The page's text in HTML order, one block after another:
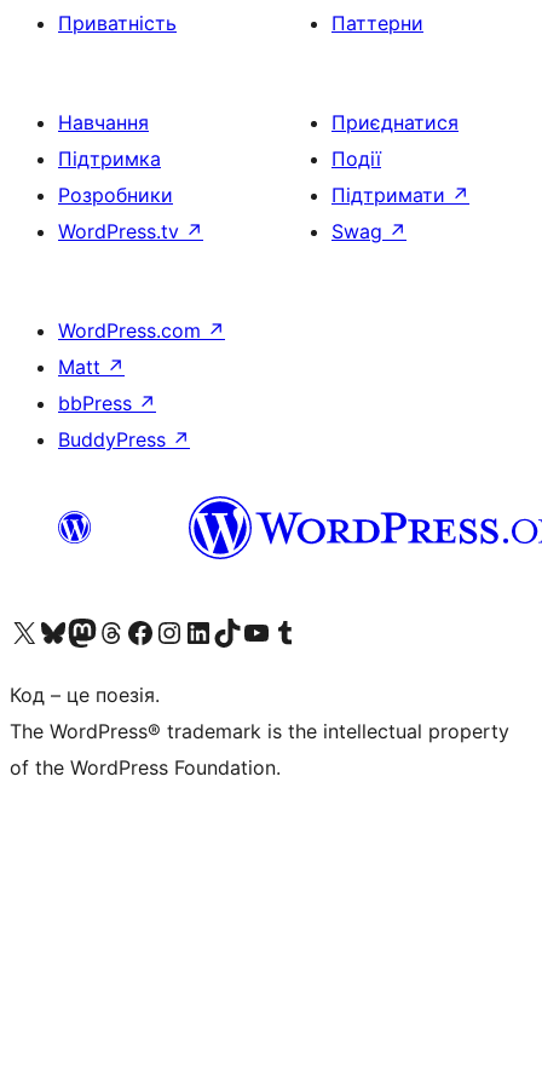
Приватність
Паттерни
Навчання
Підтримка
Розробники
WordPress.tv ↗
Приєднатися
Події
Підтримати ↗
Swag ↗
WordPress.com ↗
Matt ↗
bbPress ↗
BuddyPress ↗
Visit our X (formerly Twitter) account
Visit our Bluesky account
Завітайте до нашої стрічки в Mastodon
Visit our Threads account
Завітайте на нашу сторінку в Facebook
Visit our Instagram account
Visit our LinkedIn account
Visit our TikTok account
Visit our YouTube channel
Visit our Tumblr account
Код – це поезія.
The WordPress® trademark is the intellectual property
of the WordPress Foundation.